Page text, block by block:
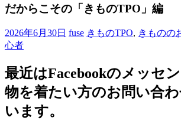
だからこその「きものTPO」編
2026年6月30日 fuse きものTPO, きものの
心者
最近はFacebookのメッセ
物を着たい方のお問い合
います。